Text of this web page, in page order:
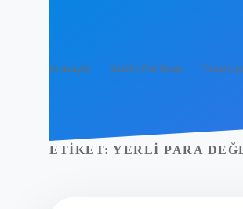
Anasayfa Gizlilik Politikası Yasal
ETIKET: YERLI PARA